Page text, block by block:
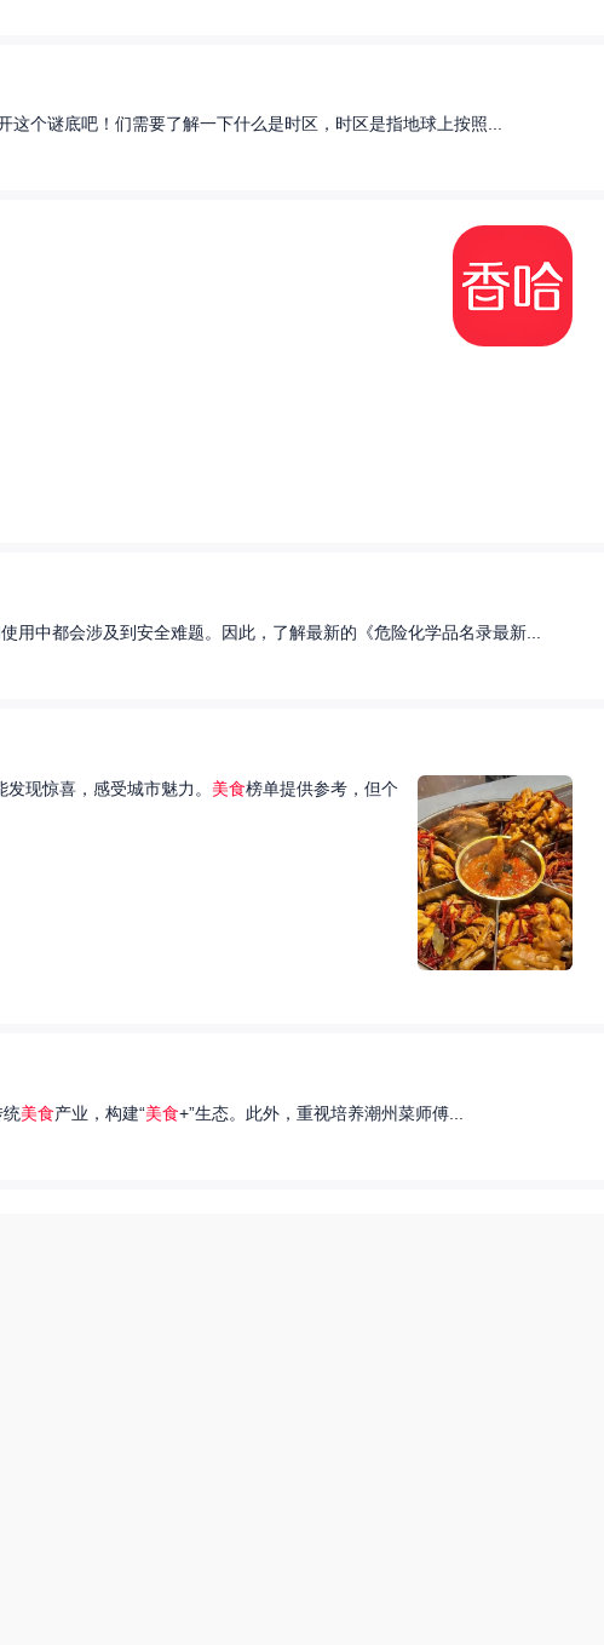
个谜底吧！们需要了解一下什么是时区，时区是指地球上按照...
中都会涉及到安全难题。因此，了解最新的《危险化学品名录最新...
发现惊喜，感受城市魅力。 美食榜单提供参考，但个
统美食产业，构建“美食+”生态。此外，重视培养潮州菜师傅...